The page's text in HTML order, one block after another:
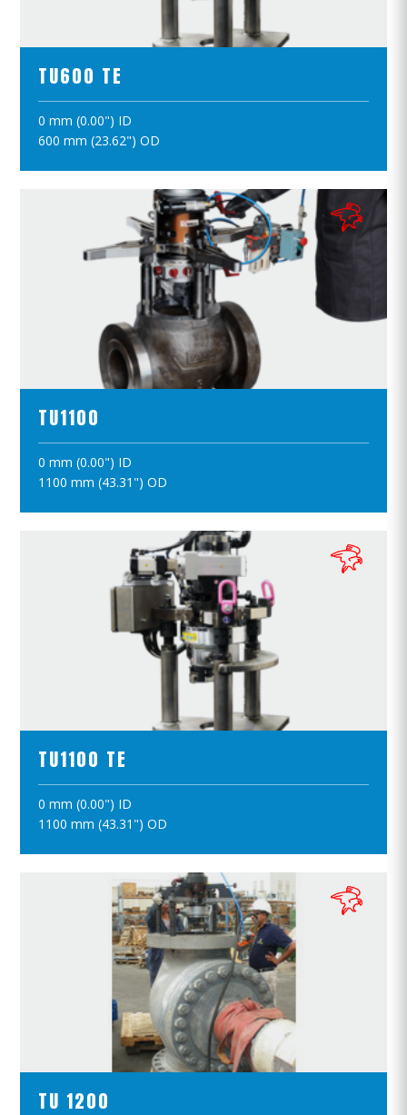
TU600 TE
0 mm (0.00") ID
600 mm (23.62") OD
ПРОСМОТР ПРОДУКТОВ
ПОЛОЖИТЪ В КОРЗИНУ
TU1100
0 mm (0.00") ID
1100 mm (43.31") OD
ПРОСМОТР ПРОДУКТОВ
ПОЛОЖИТЪ В КОРЗИНУ
TU1100 TE
0 mm (0.00") ID
1100 mm (43.31") OD
ПРОСМОТР ПРОДУКТОВ
ПОЛОЖИТЪ В КОРЗИНУ
TU 1200
ПРОСМОТР ПРОДУКТОВ